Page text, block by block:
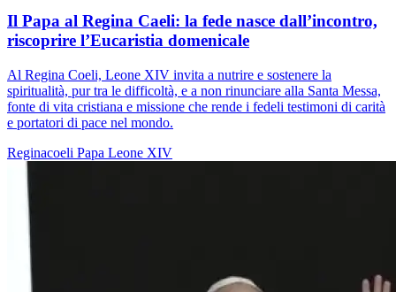
Il Papa al Regina Caeli: la fede nasce dall’incontro,
riscoprire l’Eucaristia domenicale
Al Regina Coeli, Leone XIV invita a nutrire e sostenere la
spiritualità, pur tra le difficoltà, e a non rinunciare alla Santa Messa,
fonte di vita cristiana e missione che rende i fedeli testimoni di carità
e portatori di pace nel mondo.
Reginacoeli Papa Leone XIV